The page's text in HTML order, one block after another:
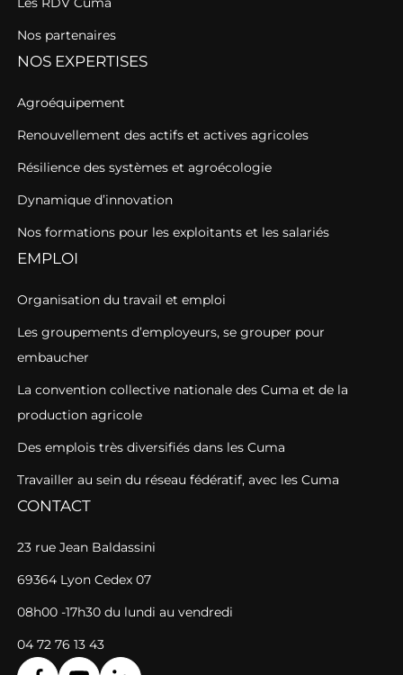
Nos partenaires
NOS EXPERTISES
Agroéquipement
Renouvellement des actifs et actives agricoles
Résilience des systèmes et agroécologie
Dynamique d’innovation
Nos formations pour les exploitants et les salariés
EMPLOI
Organisation du travail et emploi
Les groupements d’employeurs, se grouper pour
embaucher
La convention collective nationale des Cuma et de la
production agricole
Des emplois très diversifiés dans les Cuma
Travailler au sein du réseau fédératif, avec les Cuma
CONTACT
23 rue Jean Baldassini
69364 Lyon Cedex 07
08h00 -17h30 du lundi au vendredi
04 72 76 13 43